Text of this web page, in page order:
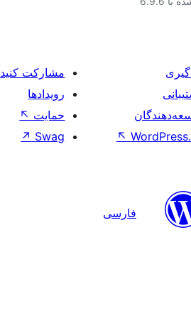
↖
مشارکت کنید
رویدادها
حمایت ↖
Swag
↗
فارسی